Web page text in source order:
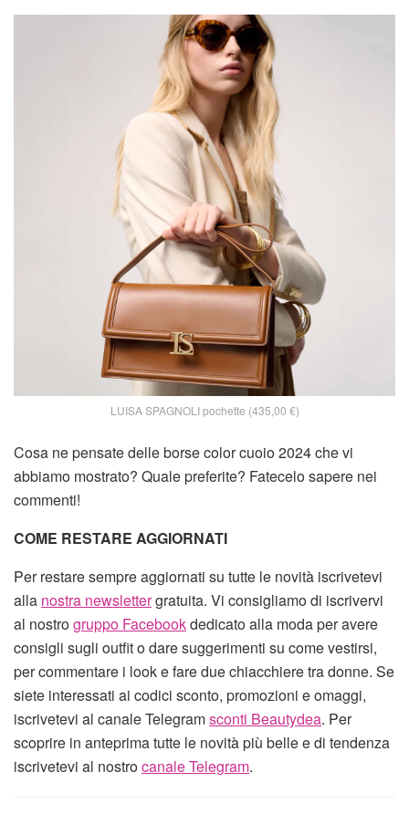
LUISA SPAGNOLI pochette (435,00 €)
Cosa ne pensate delle borse color cuoio 2024 che vi
abbiamo mostrato? Quale preferite? Fatecelo sapere nei
commenti!
COME RESTARE AGGIORNATI
Per restare sempre aggiornati su tutte le novità iscrivetevi
alla nostra newslettergratuita. Vi consigliamo di iscrivervi
al nostrogruppo Facebookdedicato alla moda per avere
consigli sugli outfit o dare suggerimenti su come vestirsi,
per commentare i look e fare due chiacchiere tra donne. Se
siete interessati ai codici sconto, promozioni e omaggi,
iscrivetevi al canale Telegramsconti Beautydea. Per
scoprire in anteprima tutte le novità più belle e di tendenza
iscrivetevi al nostrocanale Telegram.